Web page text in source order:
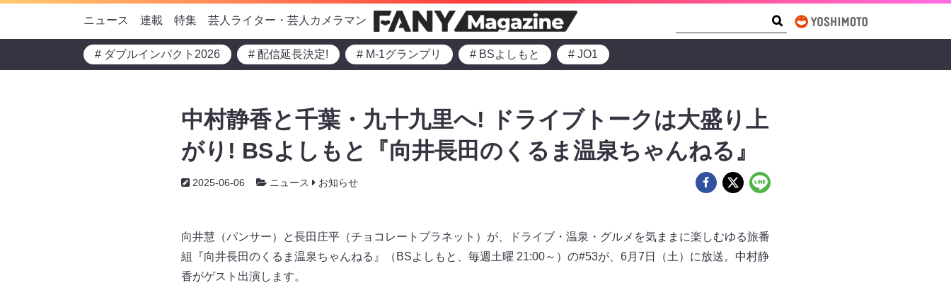
ニュース 連載 特集 芸人ライター・芸人カメラマン
# ダブルインパクト2026 # 配信延長決定! # M-1グランプリ # BSよしもと # JO1
中村静香と千葉・九十九里へ! ドライブトークは大盛り上
がり! BSよしもと『向井長田のくるま温泉ちゃんねる』
2025-06-06 ニュース お知らせ
向井慧（パンサー）と長田庄平（チョコレートプラネット）が、ドライブ・温泉・グルメを気ままに楽しむゆる旅番
組『向井長田のくるま温泉ちゃんねる』（BSよしもと、毎週土曜 21:00～）の#53が、6月7日（土）に放送。中村静
香がゲスト出演します。